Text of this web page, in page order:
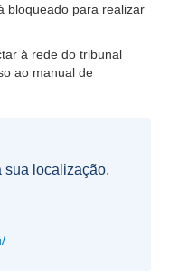
Institucional Feminina
do Assédio
e Aquisições
Inteligência
e Diversidade
bloqueado para realizar
à rede do tribunal
ao manual de
sua localização.